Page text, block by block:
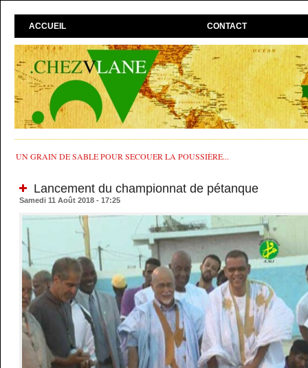
ACCUEIL CONTACT
UN GRAIN DE SABLE POUR SECOUER LA POUSSIÈRE...
Lancement du championnat de pétanque
Samedi 11 Août 2018 - 17:25